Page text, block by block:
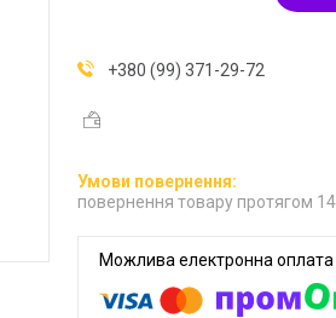
+380 (99) 371-29-72
повернення товару протягом 14